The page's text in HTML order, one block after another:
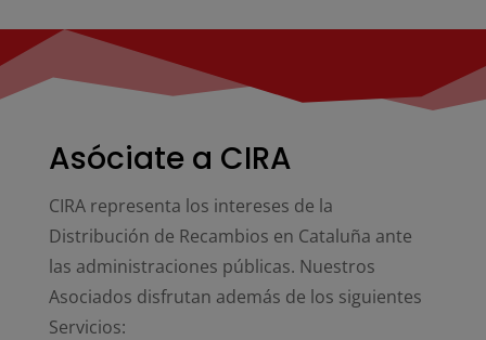
Asóciate a CIRA
CIRA representa los intereses de la
Distribución de Recambios en Cataluña ante
las administraciones públicas. Nuestros
Asociados disfrutan además de los siguientes
Servicios: